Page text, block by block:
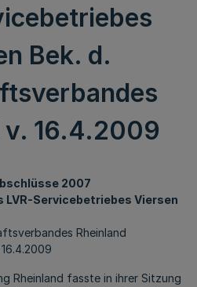
Bek. d.
v. 16.4.2009
2007
LVR-Servicebetriebes Viersen
Rheinland
16.4.2009
Rheinland fasste in ihrer Sitzung